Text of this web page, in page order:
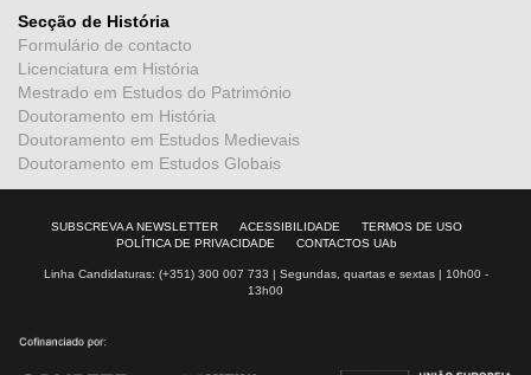
Secção de História
Formulário de contacto
Licenciatura em História
Mestrado em Estudos do Património
Doutoramento em História
Doutoramento em Estudos Medievais
Doutoramento em Estudos Globais
SUBSCREVA A NEWSLETTER ACESSIBILIDADE
TERMOS DE USO
POLÍTICA DE PRIVACIDADE
CONTACTOS UAb
Linha Candidaturas: (+351) 300 007 733 | Segundas, quartas e sextas | 10h00 -
13h00